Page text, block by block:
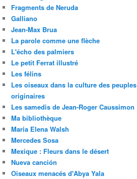
Fragments de Neruda
Galliano
Jean-Max Brua
La parole comme une flèche
L'écho des palmiers
Le petit Ferrat illustré
Les félins
Les oiseaux dans la culture des peuples
originaires
Les samedis de Jean-Roger Caussimon
Ma bibliothèque
Maria Elena Walsh
Mercedes Sosa
Mexique : Fleurs dans le désert
Nueva canción
Oiseaux menacés d'Abya Yala